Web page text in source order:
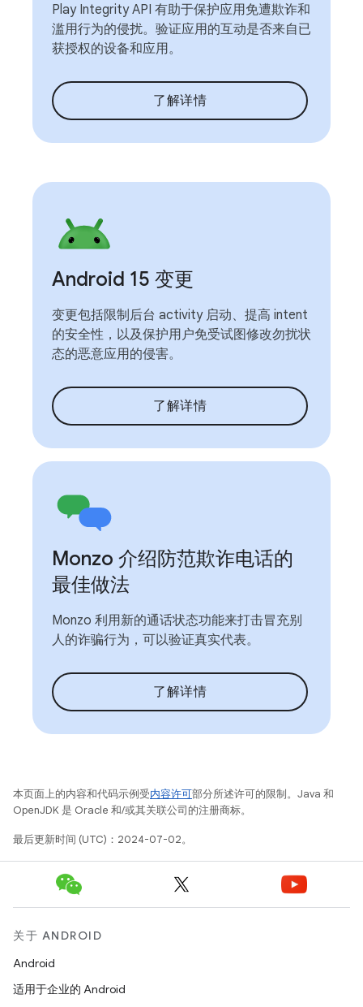
Play Integrity API 有助于保护应用免遭欺诈和
滥用行为的侵扰。验证应用的互动是否来自已
获授权的设备和应用。
了解详情
Android 15 变更
变更包括限制后台 activity 启动、提高 intent
的安全性，以及保护用户免受试图修改勿扰状
态的恶意应用的侵害。
了解详情
Monzo 介绍防范欺诈电话的
最佳做法
Monzo 利用新的通话状态功能来打击冒充别
人的诈骗行为，可以验证真实代表。
了解详情
本页面上的内容和代码示例受内容许可部分所述许可的限制。Java 和
OpenJDK 是 Oracle 和/或其关联公司的注册商标。
最后更新时间 (UTC)：2024-07-02。
关于 ANDROID
Android
适用于企业的 Android